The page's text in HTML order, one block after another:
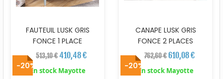
FAUTEUIL LUSK GRIS
FONCE 1 PLACE
513,10 €410,48 €
En stock Mayotte
CANAPE LUSK GRIS
FONCE 2 PLACES
762,60 € 610,08 €
En stock Mayotte
-20% -20%